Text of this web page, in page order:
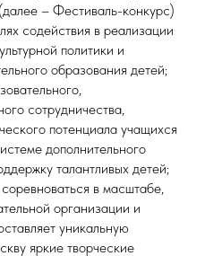
– Фестиваль-конкурс)
содействия в реализации
политики и
образования детей;
сотрудничества,
потенциала учащихся
дополнительного
талантливых детей;
в масштабе,
организации и
уникальную
яркие творческие